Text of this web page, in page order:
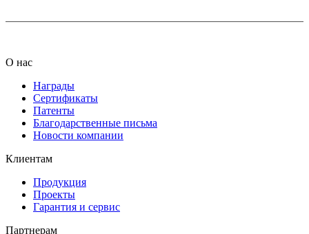
О нас
Награды
Сертификаты
Патенты
Благодарственные письма
Новости компании
Клиентам
Продукция
Проекты
Гарантия и сервис
Партнерам